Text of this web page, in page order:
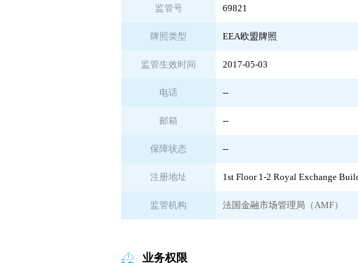
监管号 69821
牌照类型 EEA欧盟牌照
监管生效时间 2017-05-03
电话 --
邮箱 --
保障状态 --
注册地址 1st Floor 1-2 Royal Exchange
监管机构 法国金融市场管理局（AMF）
业务权限